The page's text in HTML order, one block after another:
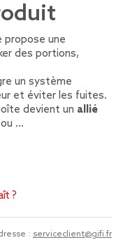
une
des portions,
un système
et éviter les fuites.
devient un allié
…
?
: serviceclient@gifi.fr